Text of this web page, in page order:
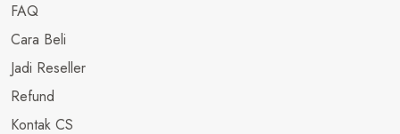
FAQ
Cara Beli
Jadi Reseller
Refund
Kontak CS